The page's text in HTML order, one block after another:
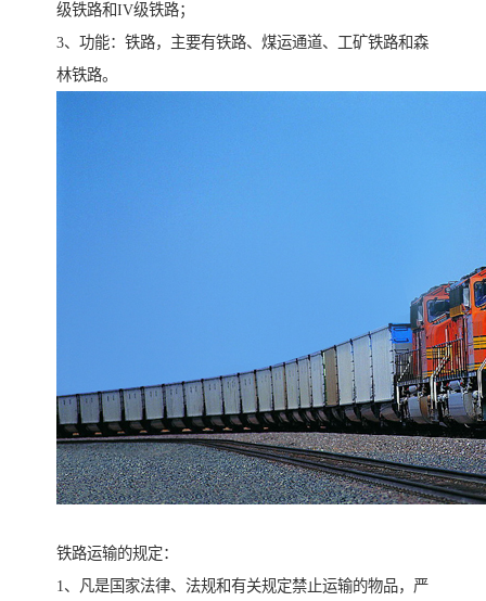
级铁路和IV级铁路；
3、功能：铁路，主要有铁路、煤运通道、工矿铁路和森
林铁路。
铁路运输的规定：
1、凡是国家法律、法规和有关规定禁止运输的物品，严